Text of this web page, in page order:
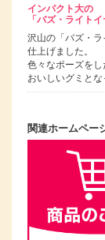
インパクト大の
「バズ・ライト
沢山の「バズ・
仕上げました。
色々なポーズを
おいしいグミとな
関連ホームペー